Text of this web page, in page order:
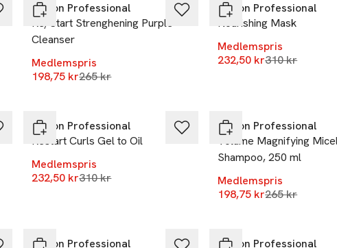
Revlon Professional
Re/Start Strenghening Purple
Cleanser
Medlemspris
198,75 krLägsta pris 30 dagar
265 kr
Revlon Professional
Nourishing Mask
Medlemspris
232,50 krLägsta pris 30
310 kr
Revlon Professional
Restart Curls Gel to Oil
Medlemspris
232,50 krLägsta pris 30 dagar
310 kr
Revlon Professional
Volume Magnifying
Shampoo, 250 ml
Medlemspris
198,75 krLägsta pris 30
265 kr
Revlon Professional
Revlon Professional